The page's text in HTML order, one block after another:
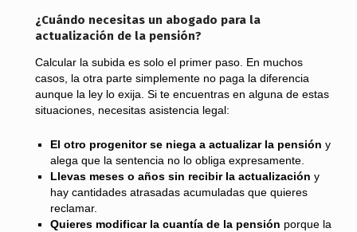
¿Cuándo necesitas un abogado para la
actualización de la pensión?
Calcular la subida es solo el primer paso. En muchos
casos, la otra parte simplemente no paga la diferencia
aunque la ley lo exija. Si te encuentras en alguna de estas
situaciones, necesitas asistencia legal:
El otro progenitor se niega a actualizar la pensión y
alega que la sentencia no lo obliga expresamente.
Llevas meses o años sin recibir la actualización y
hay cantidades atrasadas acumuladas que quieres
reclamar.
Quieres modificar la cuantía de la pensión porque la